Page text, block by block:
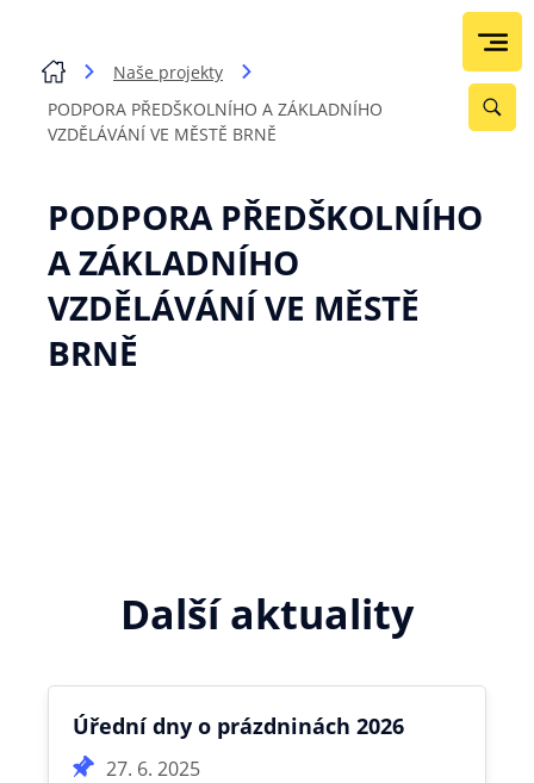
Naše projekty
PODPORA PŘEDŠKOLNÍHO A ZÁKLADNÍHO
VZDĚLÁVÁNÍ VE MĚSTĚ BRNĚ
PODPORA PŘEDŠKOLNÍHO
A ZÁKLADNÍHO
VZDĚLÁVÁNÍ VE MĚSTĚ
BRNĚ
Další aktuality
Úřední dny o prázdninách 2026
27. 6. 2025